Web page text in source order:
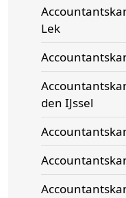
Lek
den IJssel